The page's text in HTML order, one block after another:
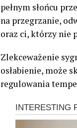
pełnym słońcu
na przegrzanie,
oraz ci, którzy nie
Zlekceważenie
osłabienie, może
regulowania